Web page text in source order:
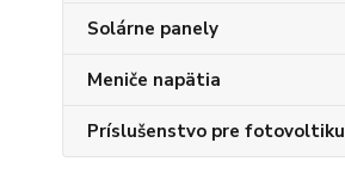
Solárne panely
Meniče napätia
Príslušenstvo pre fotovoltiku